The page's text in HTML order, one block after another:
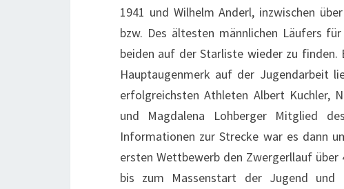
1941 und Wilhelm Anderl, inzwischen
bzw. Des ältesten männlichen Läufers
beiden auf der Starliste wieder zu finden.
Hauptaugenmerk auf der Jugendarbeit
erfolgreichsten Athleten Albert Kuchler,
und Magdalena Lohberger Mitglied
Informationen zur Strecke war es dann
ersten Wettbewerb den Zwergerllauf über
bis zum Massenstart der Jugend und